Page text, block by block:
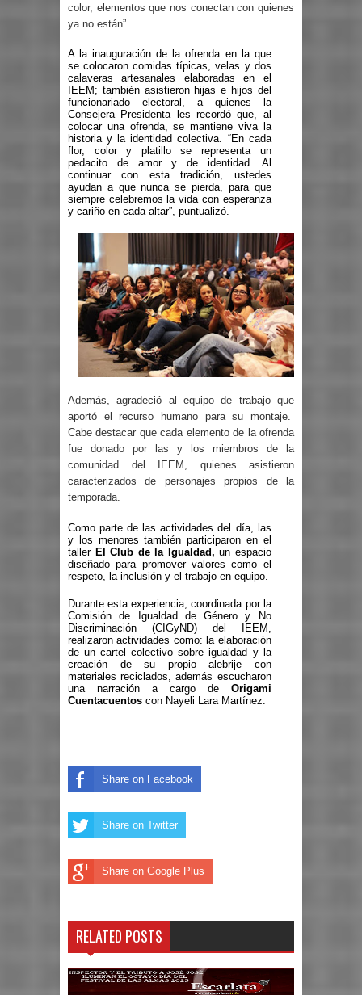
color, elementos que nos conectan con quienes
ya no están”.
A la inauguración de la ofrenda en la que
se colocaron comidas típicas, velas y dos
calaveras artesanales elaboradas en el
IEEM; también asistieron hijas e hijos del
funcionariado electoral, a quienes la
Consejera Presidenta les recordó que, al
colocar una ofrenda, se mantiene viva la
historia y la identidad colectiva. “En cada
flor, color y platillo se representa un
pedacito de amor y de identidad. Al
continuar con esta tradición, ustedes
ayudan a que nunca se pierda, para que
siempre celebremos la vida con esperanza
y cariño en cada altar”, puntualizó.
Además, agradeció al equipo de trabajo que
aportó el recurso humano para su montaje.
Cabe destacar que cada elemento de la ofrenda
fue donado por las y los miembros de la
comunidad del IEEM, quienes asistieron
caracterizados de personajes propios de la
temporada.
Como parte de las actividades del día, las
y los menores también participaron en el
taller El Club de la Igualdad, un espacio
diseñado para promover valores como el
respeto, la inclusión y el trabajo en equipo.
Durante esta experiencia, coordinada por la
Comisión de Igualdad de Género y No
Discriminación (CIGyND) del IEEM,
realizaron actividades como: la elaboración
de un cartel colectivo sobre igualdad y la
creación de su propio alebrije con
materiales reciclados, además escucharon
una narración a cargo de Origami
Cuentacuentos con Nayeli Lara Martínez.
Share on Facebook
Share on Twitter
Share on Google Plus
RELATED POSTS